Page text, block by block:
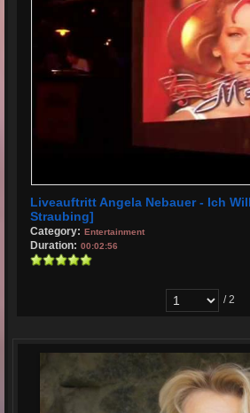
Liveauftritt Angela Nebauer - Ich
Straubing]
Category: Entertainment
Duration: 00:02:56
/ 2